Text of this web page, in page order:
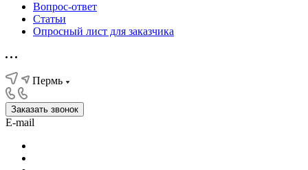
Вопрос-ответ
Статьи
Опросный лист для заказчика
Пермь
Заказать звонок
E-mail